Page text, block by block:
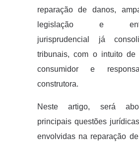
reparação de danos,
legislação e
jurisprudencial já
tribunais, com o intuito de
consumidor e
construtora.
Neste artigo, será
principais questões
envolvidas na reparação